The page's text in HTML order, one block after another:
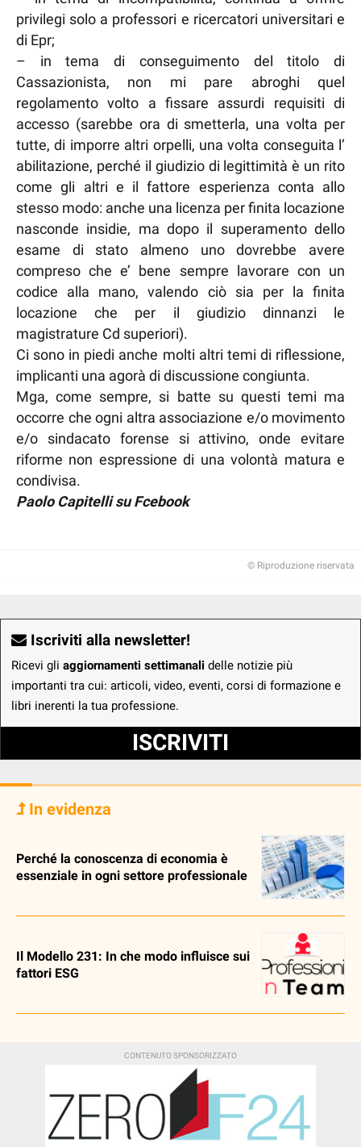
privilegi solo a professori e ricercatori universitari e
di Epr;
– in tema di conseguimento del titolo di
Cassazionista, non mi pare abroghi quel
regolamento volto a fissare assurdi requisiti di
accesso (sarebbe ora di smetterla, una volta per
tutte, di imporre altri orpelli, una volta conseguita l’
abilitazione, perché il giudizio di legittimità è un rito
come gli altri e il fattore esperienza conta allo
stesso modo: anche una licenza per finita locazione
nasconde insidie, ma dopo il superamento dello
esame di stato almeno uno dovrebbe avere
compreso che e’ bene sempre lavorare con un
codice alla mano, valendo ciò sia per la finita
locazione che per il giudizio dinnanzi le
magistrature Cd superiori).
Ci sono in piedi anche molti altri temi di riflessione,
implicanti una agorà di discussione congiunta.
Mga, come sempre, si batte su questi temi ma
occorre che ogni altra associazione e/o movimento
e/o sindacato forense si attivino, onde evitare
riforme non espressione di una volontà matura e
condivisa.
Paolo Capitelli su Fcebook
© Riproduzione riservata
Iscriviti alla newsletter!
Ricevi gli aggiornamenti settimanali delle notizie più
importanti tra cui: articoli, video, eventi, corsi di formazione e
libri inerenti la tua professione.
ISCRIVITI
In evidenza
Perché la conoscenza di economia è
essenziale in ogni settore professionale
Il Modello 231: In che modo influisce sui
fattori ESG